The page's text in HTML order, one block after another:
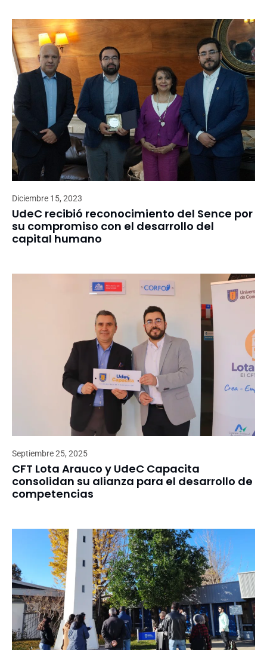
Diciembre 15, 2023
UdeC recibió reconocimiento del Sence por
su compromiso con el desarrollo del
capital humano
Septiembre 25, 2025
CFT Lota Arauco y UdeC Capacita
consolidan su alianza para el desarrollo de
competencias